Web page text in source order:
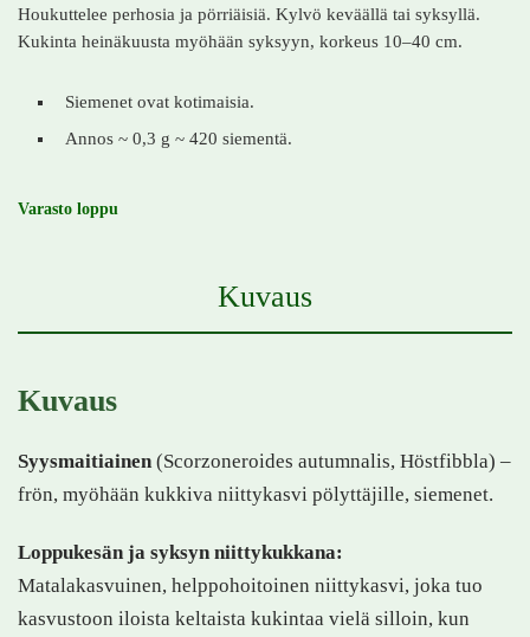
Houkuttelee perhosia ja pörriäisiä. Kylvö keväällä tai syksyllä.
Kukinta heinäkuusta myöhään syksyyn, korkeus 10–40 cm.
Siemenet ovat kotimaisia.
Annos ~ 0,3 g ~ 420 siementä.
Varasto loppu
Kuvaus
Kuvaus
Syysmaitiainen (Scorzoneroides autumnalis, Höstfibbla) –
frön, myöhään kukkiva niittykasvi pölyttäjille, siemenet.
Loppukesän ja syksyn niittykukkana:
Matalakasvuinen, helppohoitoinen niittykasvi, joka tuo
kasvustoon iloista keltaista kukintaa vielä silloin, kun